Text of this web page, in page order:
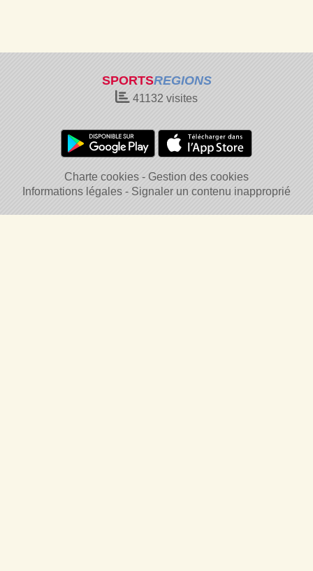
SPORTSREGIONS
41132 visites
Charte cookies
Gestion des cookies
Informations légales
Signaler un contenu inapproprié